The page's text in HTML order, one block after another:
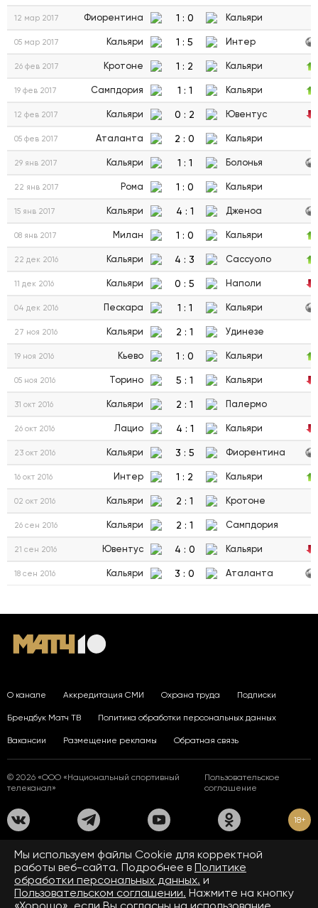
12 мар 2017 Фиорентина 1 : 0 Кальяри
05 мар 2017 Кальяри 1 : 5 Интер
26 фев 2017 Кротоне 1 : 2 Кальяри
19 фев 2017 Сампдория 1 : 1 Кальяри
12 фев 2017 Кальяри 0 : 2 Ювентус
05 фев 2017 Аталанта 2 : 0 Кальяри
29 янв 2017 Кальяри 1 : 1 Болонья
22 янв 2017 Рома 1 : 0 Кальяри
15 янв 2017 Кальяри 4 : 1 Дженоа
08 янв 2017 Милан 1 : 0 Кальяри
22 дек 2016 Кальяри 4 : 3 Сассуоло
11 дек 2016 Кальяри 0 : 5 Наполи
04 дек 2016 Пескара 1 : 1 Кальяри
27 ноя 2016 Кальяри 2 : 1 Удинезе
19 ноя 2016 Кьево 1 : 0 Кальяри
05 ноя 2016 Торино 5 : 1 Кальяри
31 окт 2016 Кальяри 2 : 1 Палермо
26 окт 2016 Лацио 4 : 1 Кальяри
23 окт 2016 Кальяри 3 : 5 Фиорентина
16 окт 2016 Интер 1 : 2 Кальяри
02 окт 2016 Кальяри 2 : 1 Кротоне
26 сен 2016 Кальяри 2 : 1 Сампдория
21 сен 2016 Ювентус 4 : 0 Кальяри
18 сен 2016 Кальяри 3 : 0 Аталанта
О канале Аккредитация СМИ Охрана труда Подписки
Брендбук Матч ТВ Политика обработки персональных данных
Вакансии Размещение рекламы Обратная связь
© 2026 «ООО «Национальный спортивный
телеканал»
Пользовательское
соглашение
18+
На сайте применяются рекомендательные технологии. Подробнее
Правилах применения рекомендательных технологий.
Средство массовой информации сетевое издание «www.matchtv.ru»
зарегистрировано Федеральной службой по надзору в сфере связи,
информационных технологий и массовых коммуникаций (Роскомнадзор).
Мы используем файлы Сookie для корректной
работы веб-сайта. Подробнее в Политике
обработки персональных данных. и
Пользовательском соглашении. Нажмите на кнопку